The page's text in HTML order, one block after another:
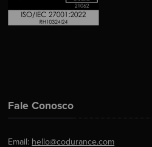
Fale Conosco
Email: hello@codurance.com